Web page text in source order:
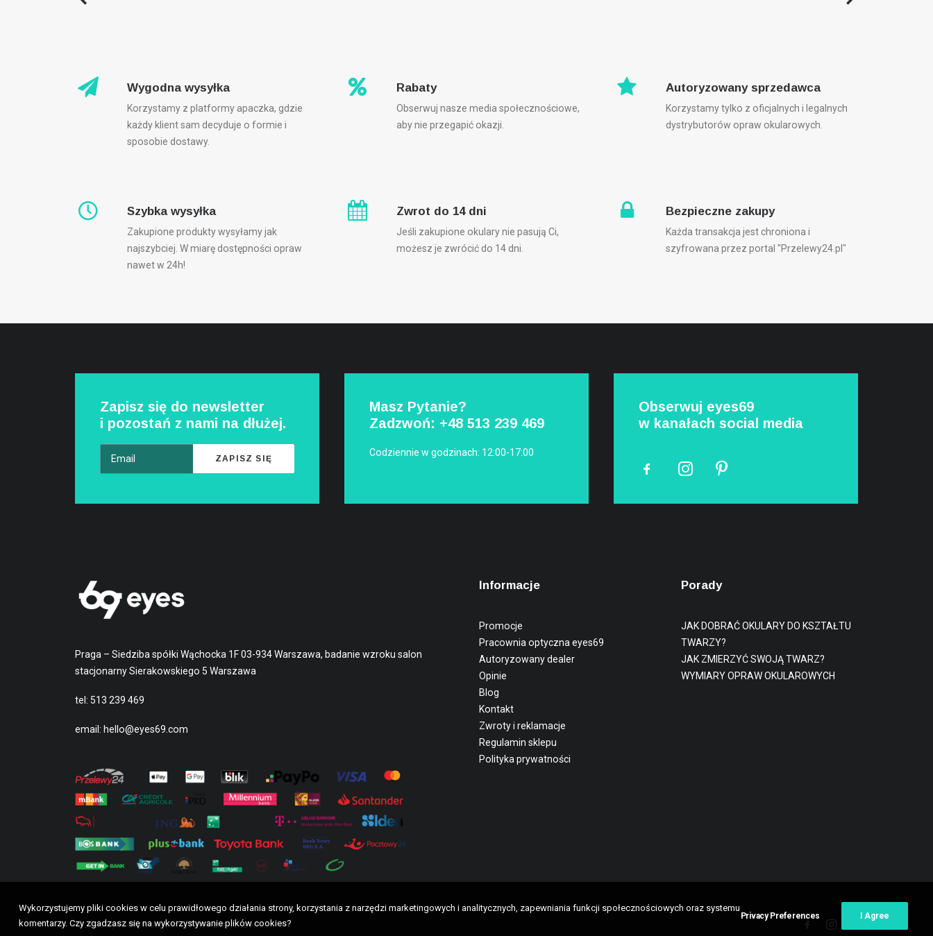
Wygodna wysyłka
Korzystamy z platformy apaczka, gdzie
każdy klient sam decyduje o formie i
sposobie dostawy.
Rabaty
Obserwuj nasze media społecznościowe,
aby nie przegapić okazji.
Autoryzowany sprzedawca
Korzystamy tylko z oficjalnych i legalnych
dystrybutorów opraw okularowych.
Szybka wysyłka
Zakupione produkty wysyłamy jak
najszybciej. W miarę dostępności opraw
nawet w 24h!
Zwrot do 14 dni
Jeśli zakupione okulary nie pasują Ci,
możesz je zwrócić do 14 dni.
Bezpieczne zakupy
Każda transakcja jest chroniona i
szyfrowana przez portal "Przelewy24.pl"
Zapisz się do newsletter
i pozostań z nami na dłużej.
Masz Pytanie?
Zadzwoń: +48 513 239 469
Codziennie w godzinach: 12:00-17:00
Obserwuj eyes69
w kanałach social media
Praga – Siedziba spółki Wąchocka 1F 03-934 Warszawa, badanie wzroku salon
stacjonarny Sierakowskiego 5 Warszawa
tel: 513 239 469
email: hello@eyes69.com
Informacje
Promocje
Pracownia optyczna eyes69
Autoryzowany dealer
Opinie
Blog
Kontakt
Zwroty i reklamacje
Regulamin sklepu
Polityka prywatności
Porady
JAK DOBRAĆ OKULARY DO KSZTAŁTU
TWARZY?
JAK ZMIERZYĆ SWOJĄ TWARZ?
WYMIARY OPRAW OKULAROWYCH
© 2026 Eyes 69. Wszystkie prawa zastrzeżone
Wykorzystujemy pliki cookies w celu prawidłowego działania strony, korzystania z narzędzi marketingowych i analitycznych, zapewniania funkcji społecznościowych oraz systemu
komentarzy. Czy zgadzasz się na wykorzystywanie plików cookies?
Privacy Preferences I Agree